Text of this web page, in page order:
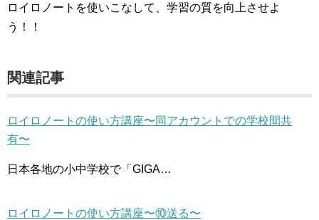
ロイロノートを使いこなして、学習の質を向上させよ
う！！
関連記事
ロイロノートの使い方講座〜同アカウントでの学校間共
有〜
日本各地の小中学校で「GIGA…
ロイロノートの使い方講座〜⑩送る〜